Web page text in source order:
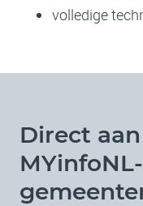
volledige
Direct